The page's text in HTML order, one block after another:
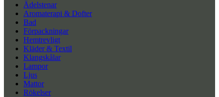
Ädelstenar
Aromaterapi & Dofter
Bad
Förpackningar
Hemtrevligt
Kläder & Textil
Klangskålar
Lampor
Ljus
Mattor
Rökelser